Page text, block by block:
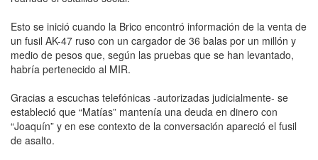
Esto se inició cuando la Brico encontró información de la venta de
un fusil AK-47 ruso con un cargador de 36 balas por un millón y
medio de pesos que, según las pruebas que se han levantado,
habría pertenecido al MIR.
Gracias a escuchas telefónicas -autorizadas judicialmente- se
estableció que “Matías” mantenía una deuda en dinero con
“Joaquín” y en ese contexto de la conversación apareció el fusil
de asalto.